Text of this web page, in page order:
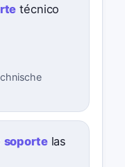
técnico
soportelas